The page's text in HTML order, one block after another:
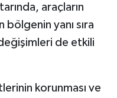
araçların
yanı sıra
de etkili
korunması ve